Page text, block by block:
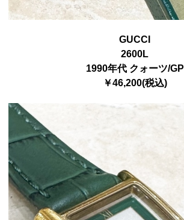
GUCCI
2600L
1990年代 クォーツ/GP
￥46,200(税込)